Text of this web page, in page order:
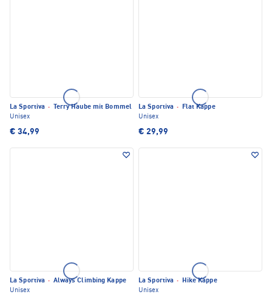
La Sportiva ·
Terry Haube mit Bommel
Unisex
€ 34,99
La Sportiva ·
Flat Kappe
Unisex
€ 29,99
La Sportiva · Always Climbing Kappe
Unisex
La Sportiva ·
Hike Kappe
Unisex